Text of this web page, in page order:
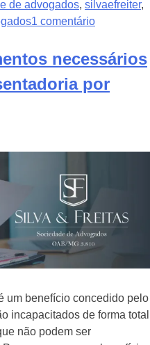
de advogados, silvaefreiter,
1 comentário
necessários
por
um benefício concedido pelo
incapacitados de forma total
não podem ser